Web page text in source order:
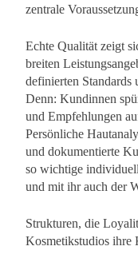
zentrale
Echte Qualität zeigt
breiten
definierten Standards
Denn: Kundinnen
und Empfehlungen
Persönliche
und dokumentierte
so wichtige
und mit ihr auch der
Strukturen, die
Kosmetikstudios ihre